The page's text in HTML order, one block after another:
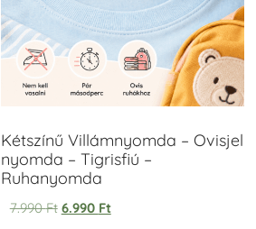
Kétszínű Villámnyomda – Ovisjel
nyomda – Tigrisfiú –
Ruhanyomda
7.990Ft 6.990 Ft